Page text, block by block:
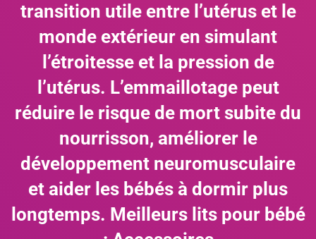
transition utile entre l’utérus et le
monde extérieur en simulant
l’étroitesse et la pression de
l’utérus. L’emmaillotage peut
réduire le risque de mort subite du
nourrisson, améliorer le
développement neuromusculaire
et aider les bébés à dormir plus
longtemps. Meilleurs lits pour bébé